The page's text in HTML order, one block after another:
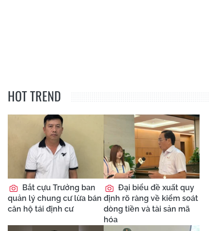
HOT TREND
Bắt cựu Trưởng ban
quản lý chung cư lừa bán
căn hộ tái định cư
Đại biểu đề xuất quy
định rõ ràng về kiểm soát
dòng tiền và tài sản mã
hóa